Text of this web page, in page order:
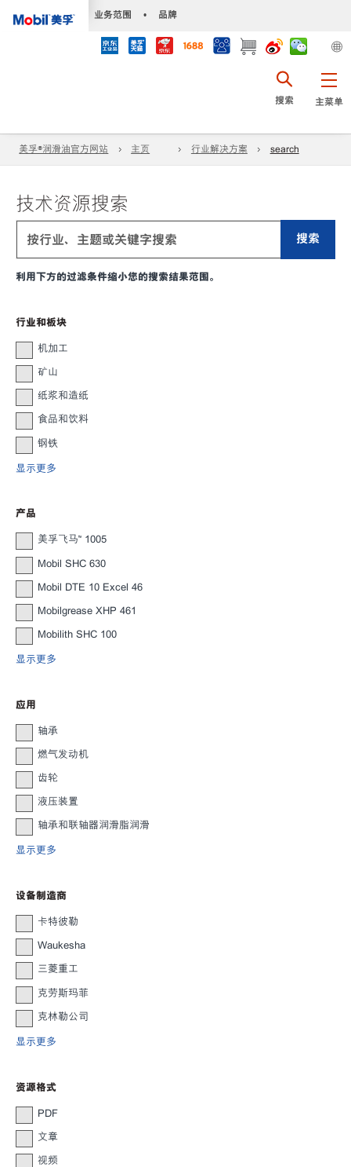
业务范围 • 品牌
主菜单
搜索
美孚®润滑油官方网站 主页 行业解决方案 search
技术资源搜索
搜索
利用下方的过滤条件缩小您的搜索结果范围。
行业和板块
机加工
矿山
纸浆和造纸
食品和饮料
钢铁
显示更多
产品
美孚飞马™ 1005
Mobil SHC 630
Mobil DTE 10 Excel 46
Mobilgrease XHP 461
Mobilith SHC 100
显示更多
应用
轴承
燃气发动机
齿轮
液压装置
轴承和联轴器润滑脂润滑
显示更多
设备制造商
卡特彼勒
Waukesha
三菱重工
克劳斯玛菲
克林勒公司
显示更多
资源格式
PDF
文章
视频